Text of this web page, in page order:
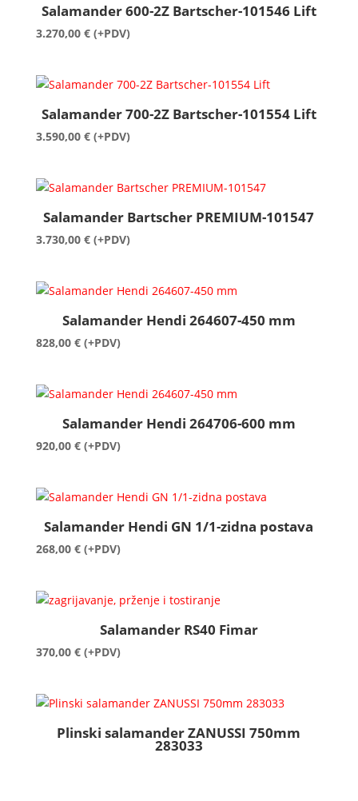
Salamander 600-2Z Bartscher-101546 Lift
3.270,00 € (+PDV)
Salamander 700-2Z Bartscher-101554 Lift
3.590,00 € (+PDV)
Salamander Bartscher PREMIUM-101547
3.730,00 € (+PDV)
Salamander Hendi 264607-450 mm
828,00 € (+PDV)
Salamander Hendi 264706-600 mm
920,00 € (+PDV)
Salamander Hendi GN 1/1-zidna postava
268,00 € (+PDV)
Salamander RS40 Fimar
370,00 € (+PDV)
Plinski salamander ZANUSSI 750mm
283033